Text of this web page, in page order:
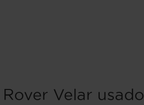
Velar usado